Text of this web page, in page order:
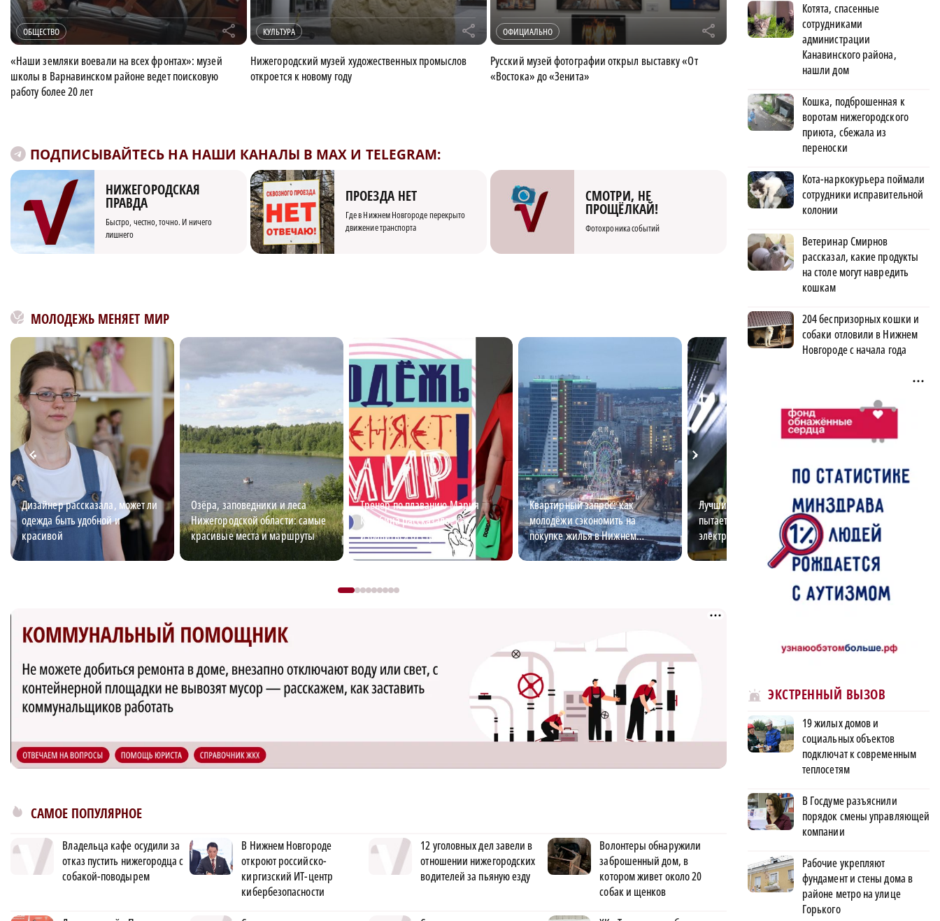
ОБЩЕСТВО r
«Наши земляки воевали на всех фронтах»: музей
школы в Варнавинском районе ведет поисковую
работу более 20 лет
КУЛЬТУРА r
Нижегородский музей художественных промыслов
откроется к новому году
ОФИЦИАЛЬНО r
Русский музей фотографии открыл выставку «От
«Востока» до «Зенита»
ПОДПИСЫВАЙТЕСЬ НА НАШИ КАНАЛЫ В MAX И TELEGRAM:
НИЖЕГОРОДСКАЯ
ПРАВДА
Быстро, честно, точно. И ничего
лишнего
ПРОЕЗДА НЕТ
Где в Нижнем Новгороде перекрыто
движение транспорта
СМОТРИ, НЕ
ПРОЩЁЛКАЙ!
Фотохроника событий
МОЛОДЕЖЬ МЕНЯЕТ МИР
Дизайнер рассказала, может ли
одежда быть удобной и
красивой
Озёра, заповедники и леса
Нижегородской области: самые
красивые места и маршруты
Тренер по плаванию Мария
Кулябина рассказала, как
избавиться от страха воды
Квартирный запрос: как
молодёжи сэкономить на
покупке жилья в Нижнем
Новгороде
Лучший электромонтёр области
пытается разгадать тайны
электричества
Можно ли
Москвы? Новый
молодёжи
САМОЕ ПОПУЛЯРНОЕ
Владельца кафе осудили за
отказ пустить нижегородца с
собакой-поводырем
В Нижнем Новгороде
откроют российско-
киргизский ИТ-центр
кибербезопасности
12 уголовных дел завели в
отношении нижегородских
водителей за пьяную езду
Волонтеры обнаружили
заброшенный дом, в
котором живет около 20
собак и щенков
Котята, спасенные
сотрудниками
администрации
Канавинского района,
нашли дом
Кошка, подброшенная к
воротам нижегородского
приюта, сбежала из
переноски
Кота-наркокурьера поймали
сотрудники исправительной
колонии
Ветеринар Смирнов
рассказал, какие продукты
на столе могут навредить
кошкам
204 беспризорных кошки и
собаки отловили в Нижнем
Новгороде с начала года
ЭКСТРЕННЫЙ ВЫЗОВ
19 жилых домов и
социальных объектов
подключат к современным
теплосетям
В Госдуме разъяснили
порядок смены управляющей
компании
Рабочие укрепляют
фундамент и стены дома в
районе метро на улице
Горького